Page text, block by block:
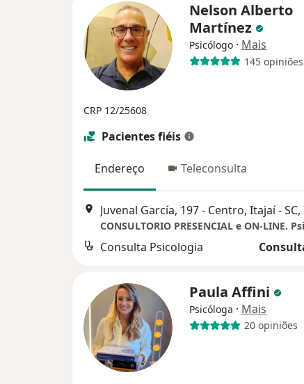
Nelson Alberto
Martínez
Psicólogo · Mais
145 opiniões
CRP 12/25608
Pacientes fiéis
Endereço Teleconsulta
Consulta Psicologia
Paula Affini
Psicóloga · Mais
20 opiniões